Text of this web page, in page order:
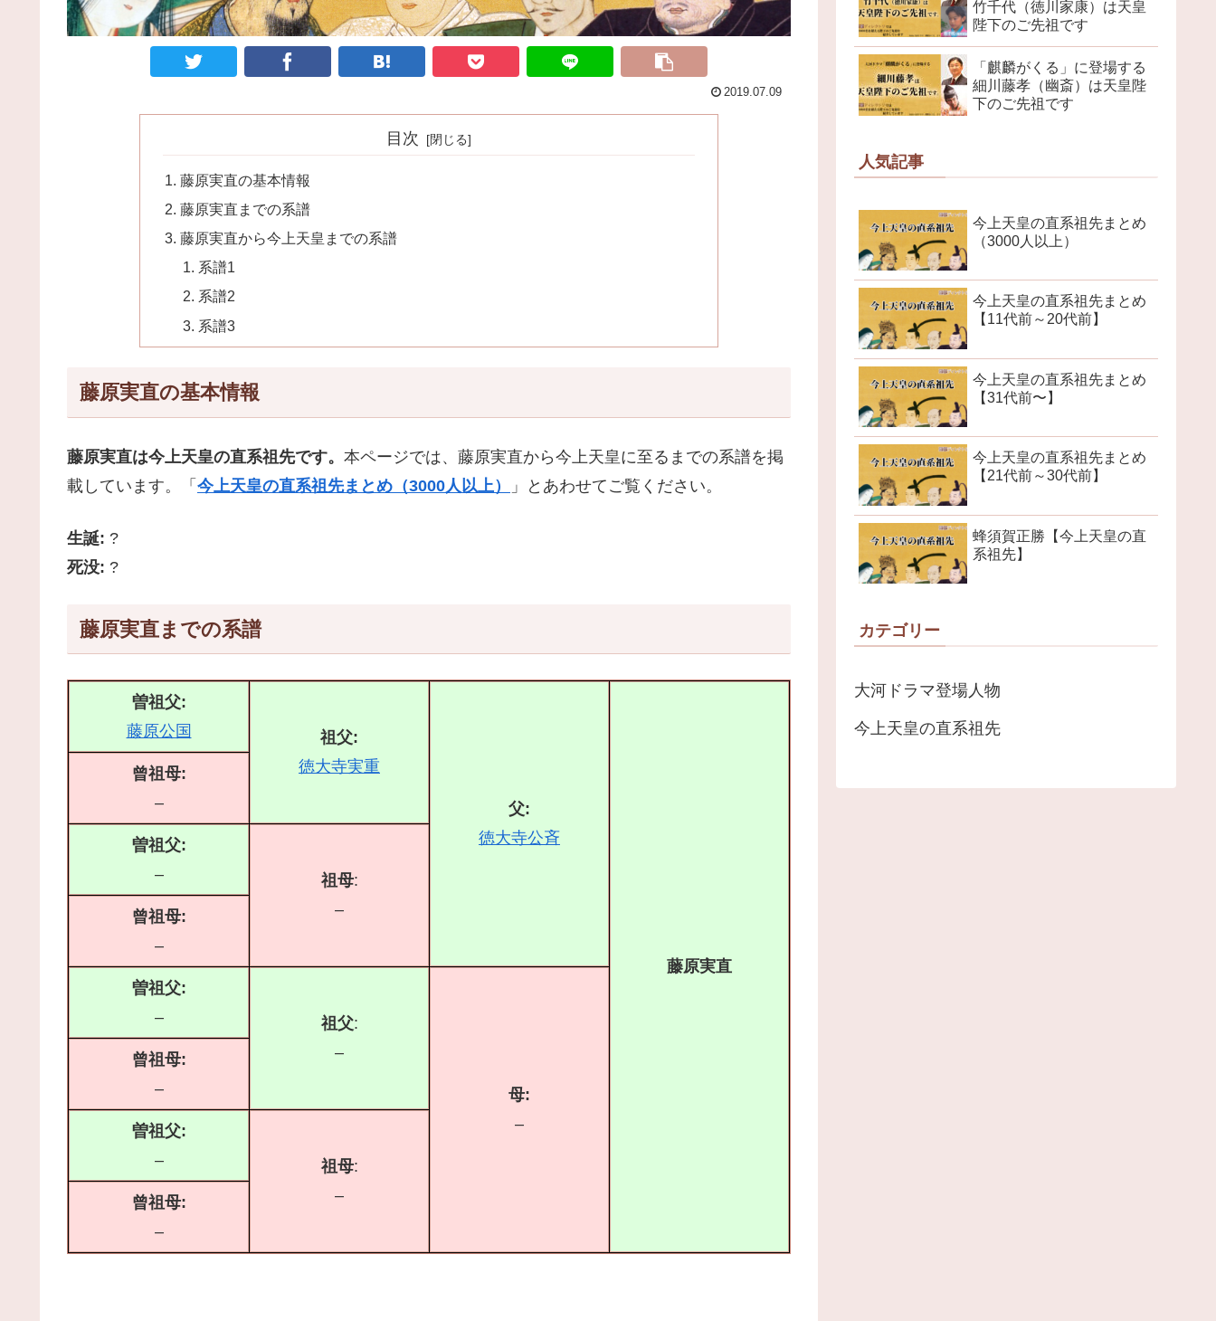
2019.07.09
目次
藤原実直の基本情報
藤原実直までの系譜
藤原実直から今上天皇までの系譜
系譜1
系譜2
系譜3
藤原実直の基本情報
藤原実直は今上天皇の直系祖先です。 本ページでは、藤原実直から今上天皇に至るまでの系譜を掲
載しています。「 今上天皇の直系祖先まとめ（3000人以上） 」とあわせてご覧ください。
生誕: ?
死没: ?
藤原実直までの系譜
曽祖父:
藤原公国
祖父:
徳大寺実重
父:
徳大寺公斉
藤原実直
曾祖母:
–
曽祖父:
–
祖母:
–
曾祖母:
–
曽祖父:
–
祖父:
–
母:
–
曾祖母:
–
曽祖父:
–
祖母:
–
曾祖母:
–
竹千代（徳川家康）は天皇
陛下のご先祖です
「麒麟がくる」に登場する
細川藤孝（幽斎）は天皇陛
下のご先祖です
人気記事
今上天皇の直系祖先まとめ
（3000人以上）
今上天皇の直系祖先まとめ
【11代前～20代前】
今上天皇の直系祖先まとめ
【31代前〜】
今上天皇の直系祖先まとめ
【21代前～30代前】
蜂須賀正勝【今上天皇の直
系祖先】
カテゴリー
大河ドラマ登場人物
今上天皇の直系祖先